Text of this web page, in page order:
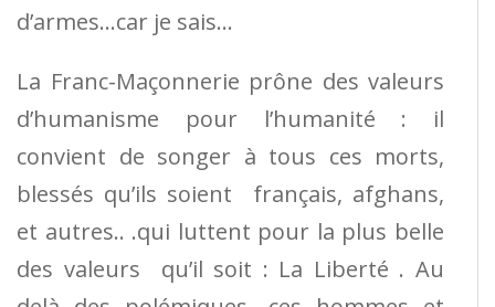
d’armes…car je sais…
La Franc-Maçonnerie prône des valeurs
d’humanisme pour l’humanité : il
convient de songer à tous ces morts,
blessés qu’ils soient français, afghans,
et autres.. .qui luttent pour la plus belle
des valeurs qu’il soit : La Liberté . Au